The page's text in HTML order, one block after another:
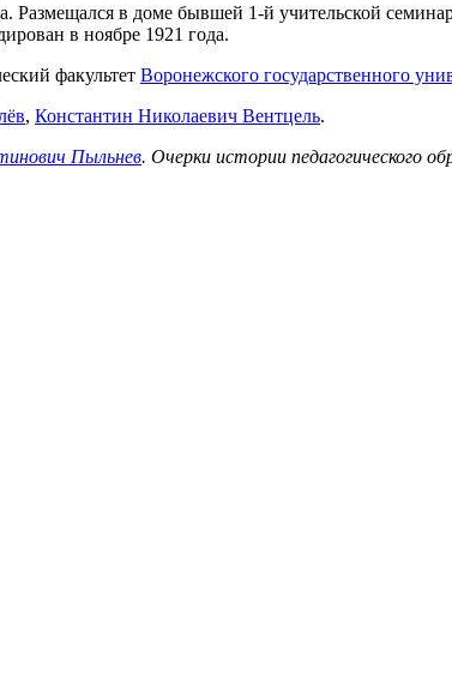
Размещался в доме бывшей 1-й учительской
в ноябре 1921 года.
факультет Воронежского государственного
, Константин Николаевич Вентцель.
Пыльнев. Очерки истории педагогического